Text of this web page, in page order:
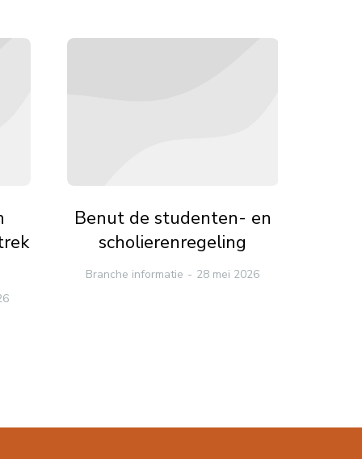
Benut de studenten- en
scholierenregeling
Branche informatie 28 mei 2026